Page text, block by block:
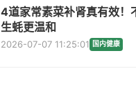
4道家常素菜补肾真有效！
生蚝更温和
2026-07-07 11:25:01 国内健康